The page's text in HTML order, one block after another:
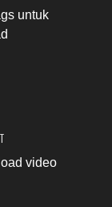
untuk
video